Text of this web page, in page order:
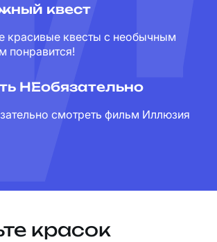
квест
красивые квесты с необычным
понравится!
НЕобязательно
смотреть фильм Иллюзия
красок